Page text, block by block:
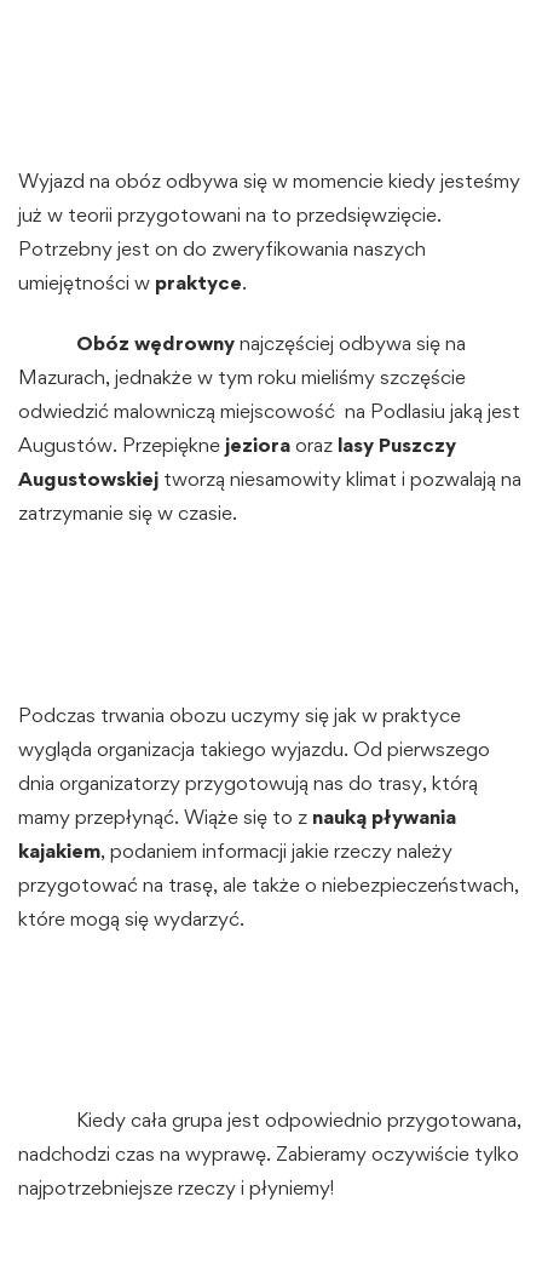
Wyjazd na obóz odbywa się w momencie kiedy jesteśmy
już w teorii przygotowani na to przedsięwzięcie.
Potrzebny jest on do zweryfikowania naszych
umiejętności w praktyce.
Obóz wędrowny najczęściej odbywa się na
Mazurach, jednakże w tym roku mieliśmy szczęście
odwiedzić malowniczą miejscowość na Podlasiu jaką jest
Augustów. Przepiękne jeziora oraz lasy Puszczy
Augustowskiej tworzą niesamowity klimat i pozwalają na
zatrzymanie się w czasie.
Podczas trwania obozu uczymy się jak w praktyce
wygląda organizacja takiego wyjazdu. Od pierwszego
dnia organizatorzy przygotowują nas do trasy, którą
mamy przepłynąć. Wiąże się to z nauką pływania
kajakiem, podaniem informacji jakie rzeczy należy
przygotować na trasę, ale także o niebezpieczeństwach,
które mogą się wydarzyć.
Kiedy cała grupa jest odpowiednio przygotowana,
nadchodzi czas na wyprawę. Zabieramy oczywiście tylko
najpotrzebniejsze rzeczy i płyniemy!